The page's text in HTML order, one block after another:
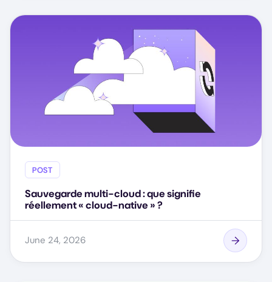
POST
Sauvegarde multi-cloud : que signifie
réellement « cloud-native » ?
June 24, 2026